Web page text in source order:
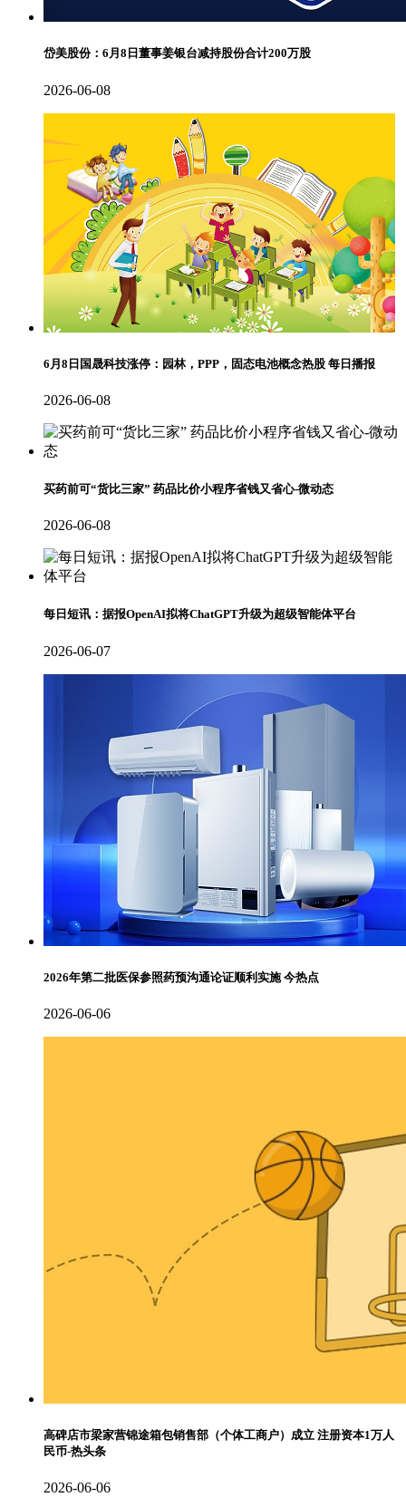
岱美股份：6月8日董事姜银台减持股份合计200万股
2026-06-08
6月8日国晟科技涨停：园林，PPP，固态电池概念热股 每日播报
2026-06-08
买药前可“货比三家” 药品比价小程序省钱又省心-微动态
2026-06-08
每日短讯：据报OpenAI拟将ChatGPT升级为超级智能体平台
2026-06-07
2026年第二批医保参照药预沟通论证顺利实施 今热点
2026-06-06
高碑店市梁家营锦途箱包销售部（个体工商户）成立 注册资本1万人
民币-热头条
2026-06-06